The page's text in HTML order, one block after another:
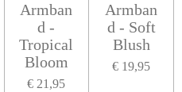
Armban
d -
Tropical
Bloom
€ 21,95
Armban
d - Soft
Blush
€ 19,95